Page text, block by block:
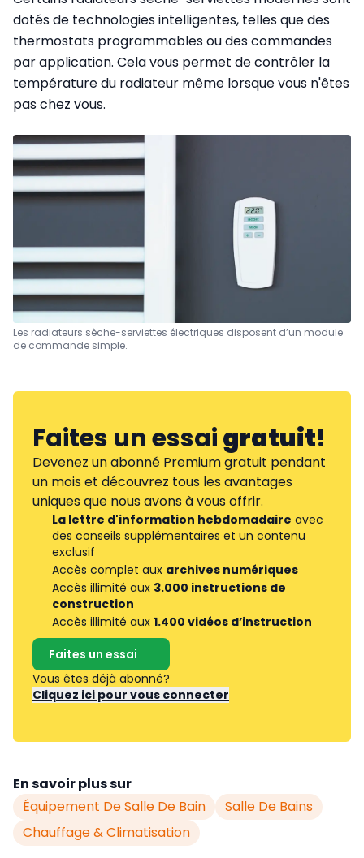
dotés de technologies intelligentes, telles que des
thermostats programmables ou des commandes
par application. Cela vous permet de contrôler la
température du radiateur même lorsque vous n'êtes
pas chez vous.
Les radiateurs sèche-serviettes électriques disposent d’un module
de commande simple.
Faites un essaigratuit!
Devenez un abonné Premium gratuit pendant
un mois et découvrez tous les avantages
uniques que nous avons à vous offrir.
La lettre d'information hebdomadaire avec
des conseils supplémentaires et un contenu
exclusif
Accès complet aux archives numériques
Accès illimité aux 3.000 instructions de
construction
Accès illimité aux 1.400 vidéos d’instruction
Faites un essai
Vous êtes déjà abonné?
Cliquez ici pour vous connecter
En savoir plus sur
Équipement De Salle De Bain
Salle De Bains
Chauffage & Climatisation